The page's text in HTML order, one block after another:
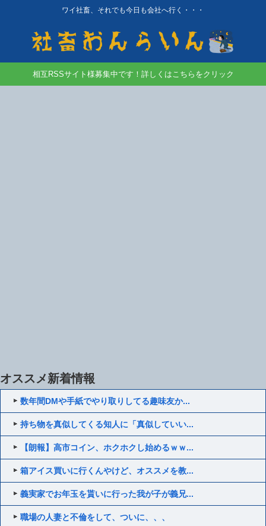
ワイ社畜、それでも今日も会社へ行く・・・
相互RSSサイト様募集中です！詳しくはこちらをクリック
オススメ新着情報
数年間DMや手紙でやり取りしてる趣味友か...
持ち物を真似してくる知人に「真似していい...
【朗報】高市コイン、ホクホクし始めるｗｗ...
箱アイス買いに行くんやけど、オススメを教...
義実家でお年玉を貰いに行った我が子が義兄...
職場の人妻と不倫をして、ついに、、、